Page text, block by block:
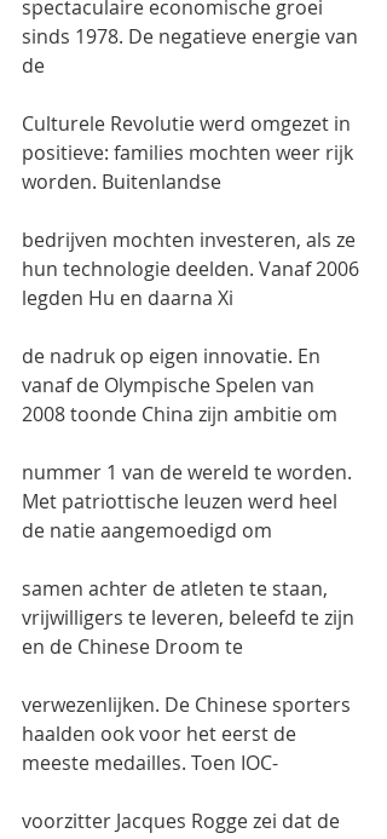
spectaculaire economische groei
sinds 1978. De negatieve energie van
de
Culturele Revolutie werd omgezet in
positieve: families mochten weer rijk
worden. Buitenlandse
bedrijven mochten investeren, als ze
hun technologie deelden. Vanaf 2006
legden Hu en daarna Xi
de nadruk op eigen innovatie. En
vanaf de Olympische Spelen van
2008 toonde China zijn ambitie om
nummer 1 van de wereld te worden.
Met patriottische leuzen werd heel
de natie aangemoedigd om
samen achter de atleten te staan,
vrijwilligers te leveren, beleefd te zijn
en de Chinese Droom te
verwezenlijken. De Chinese sporters
haalden ook voor het eerst de
meeste medailles. Toen IOC-
voorzitter Jacques Rogge zei dat de